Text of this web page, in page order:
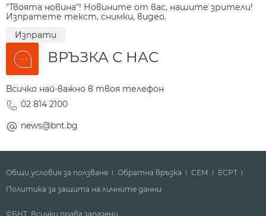
"Твоята новина"! Новините от вас, нашите зрители!
Изпратете текст, снимки, видео.
Изпрати
ВРЪЗКА С НАС
Всичко най-важно в твоя телефон
02 814 2100
news@bnt.bg
Общи условия за ползване Обратна връзка СЕМ
ECPT
Политика за защита на личните данни
©БНТ. Всички права запазени